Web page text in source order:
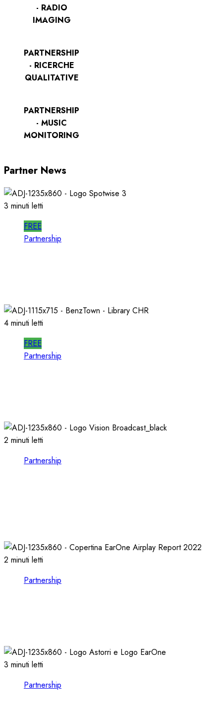
- RADIO
IMAGING
PARTNERSHIP
- RICERCHE
QUALITATIVE
PARTNERSHIP
- MUSIC
MONITORING
Partner News
3 minuti letti
FREE
Partnership
4 minuti letti
FREE
Partnership
2 minuti letti
Partnership
2 minuti letti
Partnership
3 minuti letti
Partnership